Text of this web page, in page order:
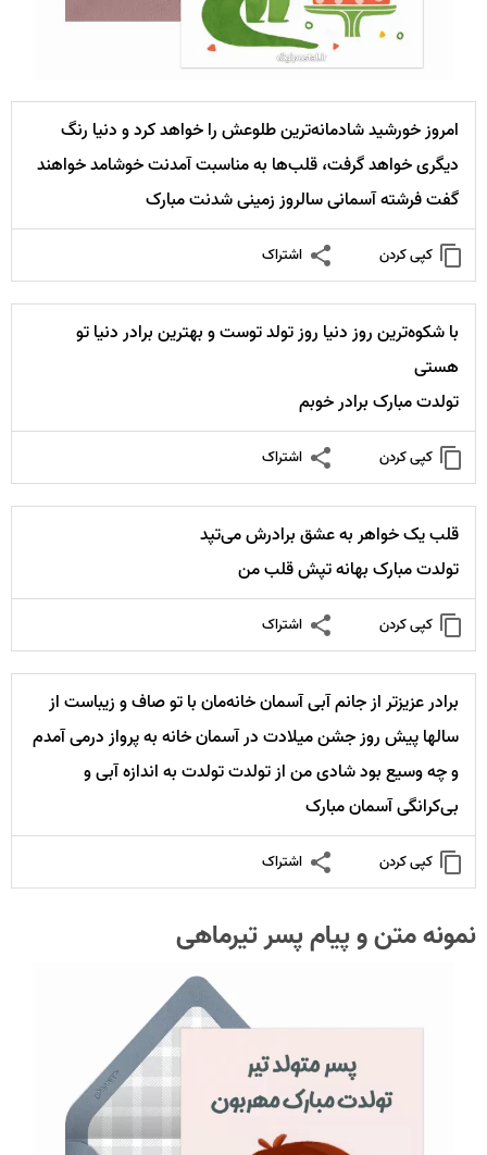
امروز خورشید شادمانه‌ترین طلوعش را خواهد کرد و دنیا رنگ
دیگری خواهد گرفت، قلب‌ها به مناسبت آمدنت خوشامد خواهند
گفت فرشته آسمانی سالروز زمینی شدنت مبارک
کپی کردن اشتراک
با شکوه‌ترین روز دنیا روز تولد توست و بهترین برادر دنیا تو
هستی
تولدت مبارک برادر خوبم
کپی کردن اشتراک
قلب یک خواهر به عشق برادرش می‌تپد
تولدت مبارک بهانه تپش قلب من
کپی کردن اشتراک
برادر عزیزتر از جانم آبی آسمان خانه‌مان با تو صاف و زیباست از
سالها پیش روز جشن میلادت در آسمان خانه به پرواز درمی آمدم
و چه وسیع بود شادی من از تولدت تولدت به اندازه آبی و
بی‌کرانگی آسمان مبارک
کپی کردن اشتراک
نمونه متن و پیام پسر تیرماهی